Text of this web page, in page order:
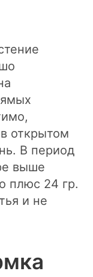
открытом
В период
выше
плюс 24 гр.
и не